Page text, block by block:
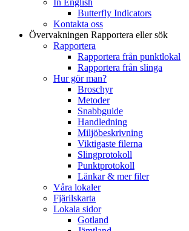
Butterfly Indicators
Kontakta oss
Övervakningen Rapportera eller sök
Rapportera
Rapportera från punktlokal
Rapportera från slinga
Hur gör man?
Broschyr
Metoder
Snabbguide
Handledning
Miljöbeskrivning
Viktigaste filerna
Slingprotokoll
Punktprotokoll
Länkar & mer filer
Våra lokaler
Fjärilskarta
Lokala sidor
Gotland